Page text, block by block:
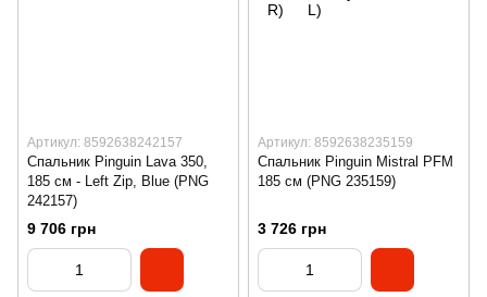
Артикул: 8592638242157
Спальник Pinguin Lava 350,
185 см - Left Zip, Blue (PNG
242157)
9 706 грн
Артикул: 8592638235159
Спальник Pinguin Mistral PFM
185 см (PNG 235159)
3 726 грн